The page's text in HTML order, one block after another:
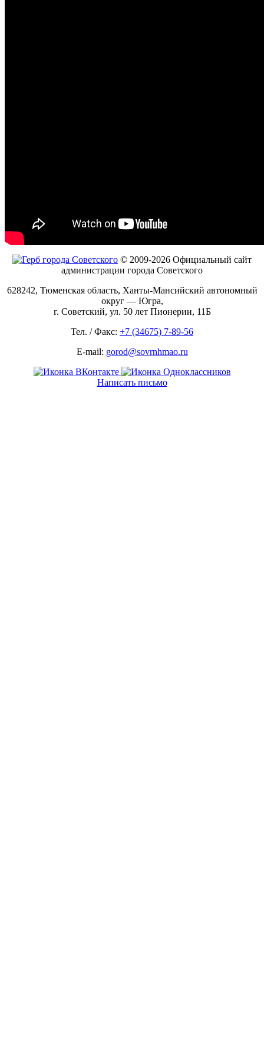
© 2009-2026 Официальный сайт
администрации города Советского
628242, Тюменская область, Ханты-Мансийский автономный
округ — Югра,
г. Советский, ул. 50 лет Пионерии, 11Б
Тел. / Факс: +7 (34675) 7-89-56
E-mail: gorod@sovrnhmao.ru
Написать письмо